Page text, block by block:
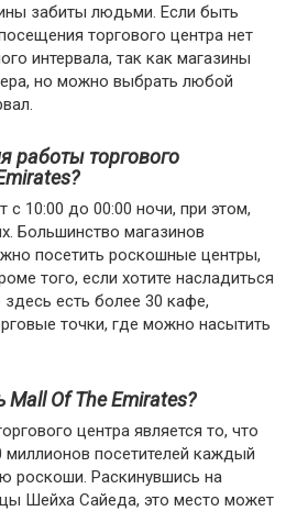
забиты людьми. Если быть
торгового центра нет
интервала, так как магазины
но можно выбрать любой
работы торгового
с 10:00 до 00:00 ночи, при этом,
Большинство магазинов
посетить роскошные центры,
того, если хотите насладиться
есть более 30 кафе,
точки, где можно насытить
Mall Of The Emirates?
центра является то, что
миллионов посетителей каждый
роскоши. Раскинувшись на
Шейха Сайеда, это место может